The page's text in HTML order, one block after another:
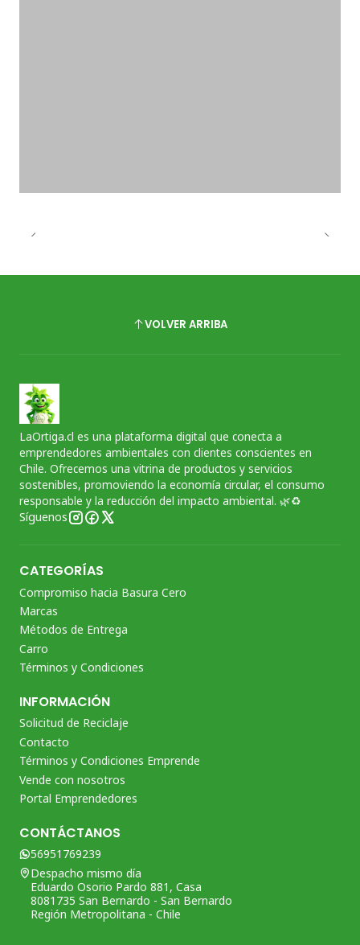
VOLVER ARRIBA
LaOrtiga.cl es una plataforma digital que conecta a
emprendedores ambientales con clientes conscientes en
Chile. Ofrecemos una vitrina de productos y servicios
sostenibles, promoviendo la economía circular, el consumo
responsable y la reducción del impacto ambiental. 🌿♻️
Síguenos
CATEGORÍAS
Compromiso hacia Basura Cero
Marcas
Métodos de Entrega
Carro
Términos y Condiciones
INFORMACIÓN
Solicitud de Reciclaje
Contacto
Términos y Condiciones Emprende
Vende con nosotros
Portal Emprendedores
CONTÁCTANOS
56951769239
Despacho mismo día
Eduardo Osorio Pardo 881, Casa
8081735 San Bernardo - San Bernardo
Región Metropolitana - Chile